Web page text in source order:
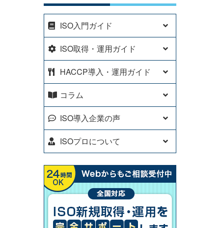
ISO入門ガイド
ISO取得・運用ガイド
HACCP導入・運用ガイド
コラム
ISO導入企業の声
ISOプロについて